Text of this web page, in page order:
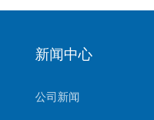
新闻中心
公司新闻